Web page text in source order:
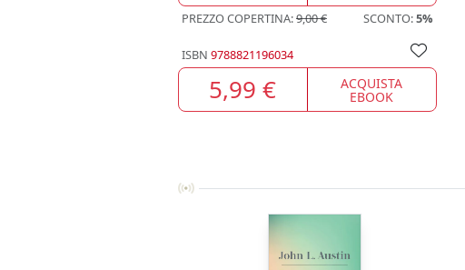
PREZZO COPERTINA:9,00 € SCONTO:5%
ISBN 9788821196034
5,99 € ACQUISTA
EBOOK